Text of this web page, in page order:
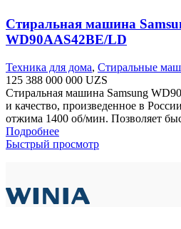
Стиральная машина
WD90AAS42BE/LD
Техника для дома, Стиральные
125 388 000 000 UZS
Стиральная машина Samsung
и качество, произведенное в
отжима 1400 об/мин. Позволяет
Подробнее
Быстрый просмотр